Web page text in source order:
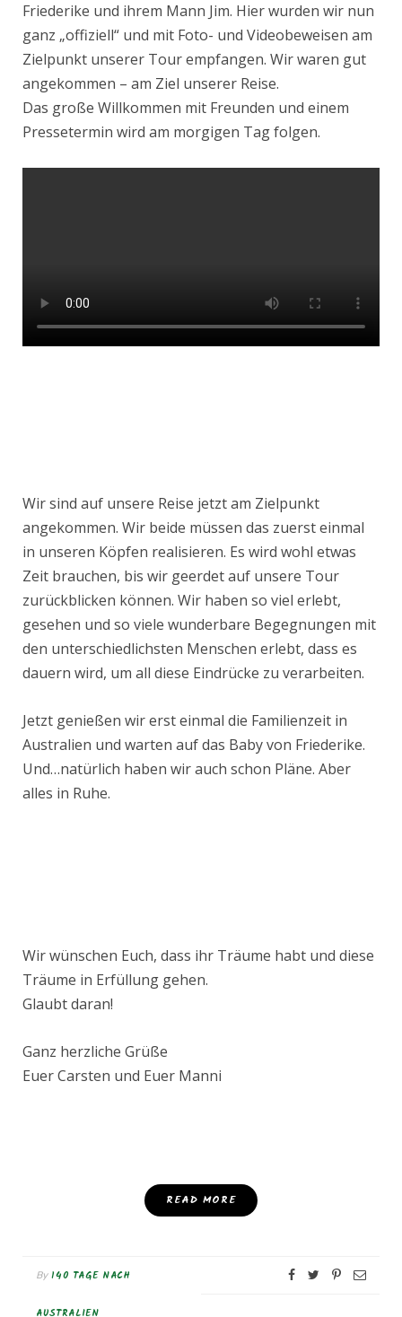
Friederike und ihrem Mann Jim. Hier wurden wir nun
ganz „offiziell“ und mit Foto- und Videobeweisen am
Zielpunkt unserer Tour empfangen. Wir waren gut
angekommen – am Ziel unserer Reise.
Das große Willkommen mit Freunden und einem
Pressetermin wird am morgigen Tag folgen.
Wir sind auf unsere Reise jetzt am Zielpunkt
angekommen. Wir beide müssen das zuerst einmal
in unseren Köpfen realisieren. Es wird wohl etwas
Zeit brauchen, bis wir geerdet auf unsere Tour
zurückblicken können. Wir haben so viel erlebt,
gesehen und so viele wunderbare Begegnungen mit
den unterschiedlichsten Menschen erlebt, dass es
dauern wird, um all diese Eindrücke zu verarbeiten.
Jetzt genießen wir erst einmal die Familienzeit in
Australien und warten auf das Baby von Friederike.
Und…natürlich haben wir auch schon Pläne. Aber
alles in Ruhe.
Wir wünschen Euch, dass ihr Träume habt und diese
Träume in Erfüllung gehen.
Glaubt daran!
Ganz herzliche Grüße
Euer Carsten und Euer Manni
READ MORE
By 140 TAGE NACH